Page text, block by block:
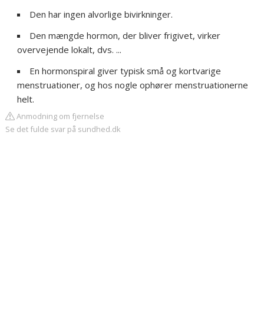
Den har ingen alvorlige bivirkninger.
Den mængde hormon, der bliver frigivet, virker
overvejende lokalt, dvs. ...
En hormonspiral giver typisk små og kortvarige
menstruationer, og hos nogle ophører menstruationerne
helt.
Anmodning om fjernelse
Se det fulde svar på sundhed.dk